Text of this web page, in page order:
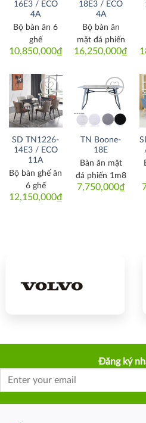
16E3 / ECO
4A
10,850,000₫
Bộ bàn ăn 6
ghế
18E3 / ECO
4A
16,250,000₫
Bộ bàn ăn
mặt đá phiến
Thích
SD TN1226-
14E3 / ECO
11A
12,150,000₫
Bộ bàn ghế ăn
6 ghế
Thích
TN Boone-
18E
7,750,000₫
Bàn ăn mặt
đá phiến 1m8
Đăng ký